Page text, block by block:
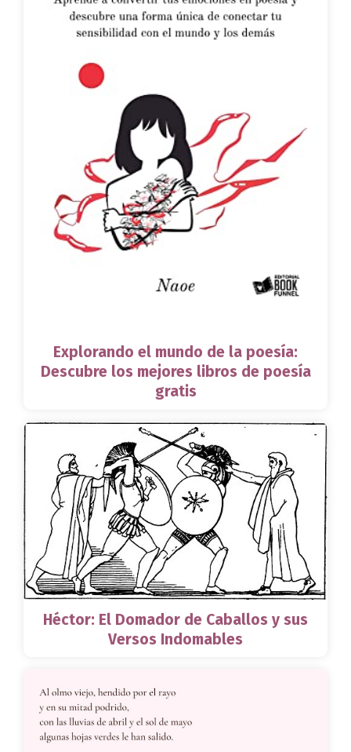
Explorando el mundo de la poesía:
Descubre los mejores libros de poesía
gratis
Héctor: El Domador de Caballos y sus
Versos Indomables